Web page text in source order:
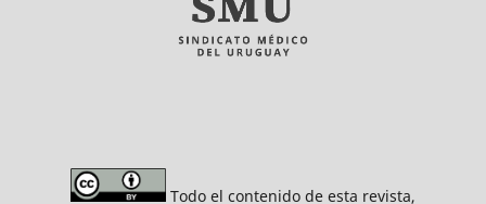
Todo el contenido de esta revista,